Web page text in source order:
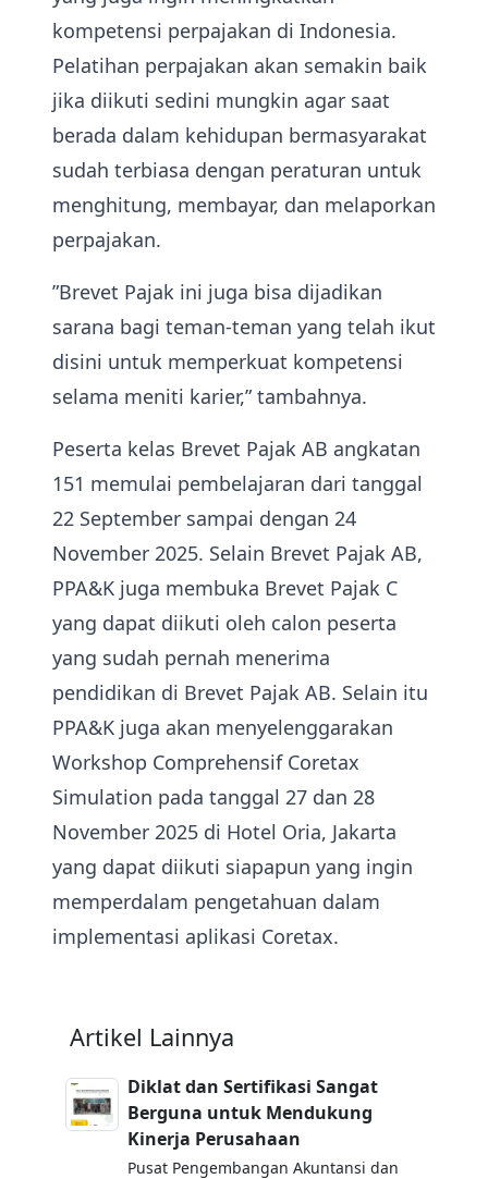
kompetensi perpajakan di Indonesia.
Pelatihan perpajakan akan semakin baik
jika diikuti sedini mungkin agar saat
berada dalam kehidupan bermasyarakat
sudah terbiasa dengan peraturan untuk
menghitung, membayar, dan melaporkan
perpajakan.
”Brevet Pajak ini juga bisa dijadikan
sarana bagi teman-teman yang telah ikut
disini untuk memperkuat kompetensi
selama meniti karier,” tambahnya.
Peserta kelas Brevet Pajak AB angkatan
151 memulai pembelajaran dari tanggal
22 September sampai dengan 24
November 2025. Selain Brevet Pajak AB,
PPA&K juga membuka Brevet Pajak C
yang dapat diikuti oleh calon peserta
yang sudah pernah menerima
pendidikan di Brevet Pajak AB. Selain itu
PPA&K juga akan menyelenggarakan
Workshop Comprehensif Coretax
Simulation pada tanggal 27 dan 28
November 2025 di Hotel Oria, Jakarta
yang dapat diikuti siapapun yang ingin
memperdalam pengetahuan dalam
implementasi aplikasi Coretax.
Artikel Lainnya
Diklat dan Sertifikasi Sangat
Berguna untuk Mendukung
Kinerja Perusahaan
Pusat Pengembangan Akuntansi dan